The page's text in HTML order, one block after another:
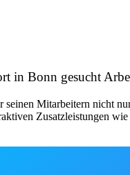
in Bonn gesucht
Mitarbeitern nicht
Zusatzleistungen